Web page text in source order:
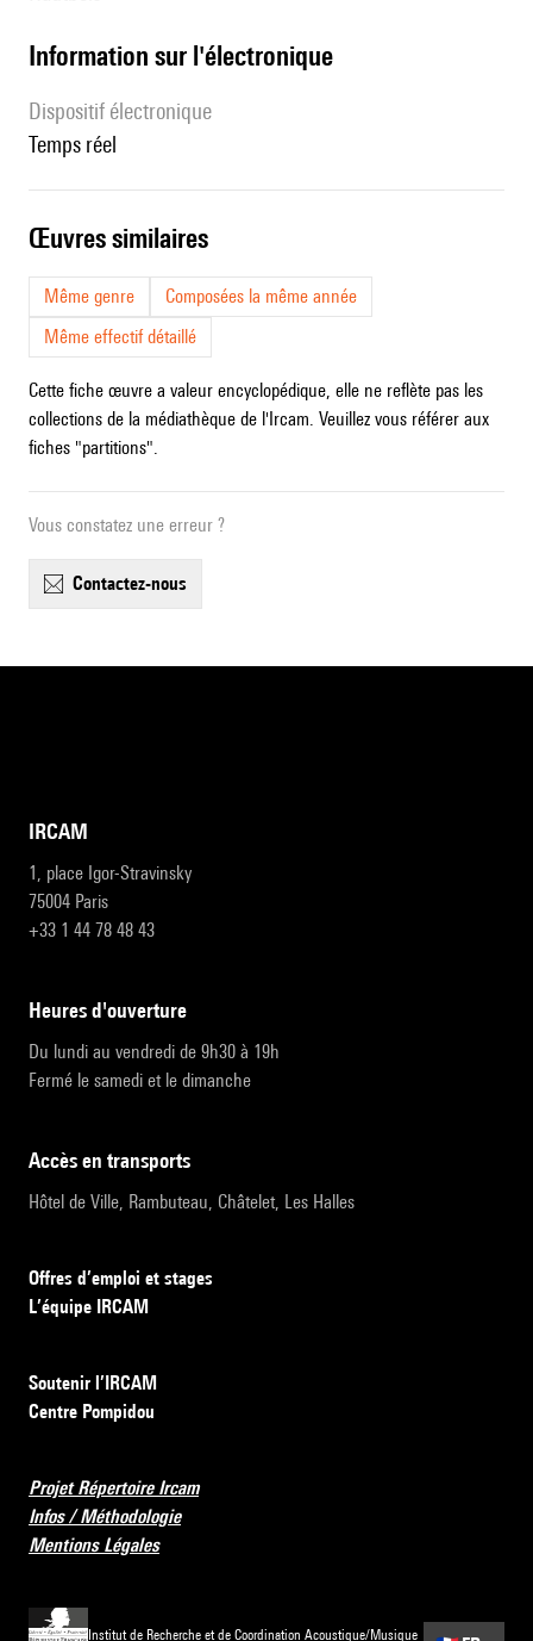
Information sur l'électronique
Dispositif électronique
temps réel
œuvres similaires
Même genre
Composées la même année
Même effectif détaillé
Cette fiche œuvre a valeur encyclopédique, elle ne reflète pas les
collections de la médiathèque de l'Ircam. Veuillez vous référer aux
fiches "partitions".
Vous constatez une erreur ?
contactez-nous
IRCAM
1, place Igor-Stravinsky
75004 Paris
+33 1 44 78 48 43
heures d'ouverture
Du lundi au vendredi de 9h30 à 19h
Fermé le samedi et le dimanche
accès en transports
Hôtel de Ville, Rambuteau, Châtelet, Les Halles
Offres d’emploi et stages
L’équipe IRCAM
Soutenir l’IRCAM
Centre Pompidou
Projet Répertoire Ircam
Infos / Méthodologie
Mentions Légales
Institut de Recherche et de Coordination Acoustique/Musique